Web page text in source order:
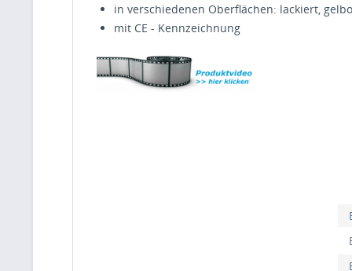
in verschiedenen Oberflächen: lackiert,
mit CE - Kennzeichnung